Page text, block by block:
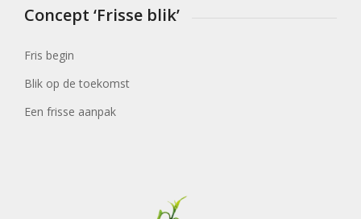
Concept ‘Frisse blik’
Fris begin
Blik op de toekomst
Een frisse aanpak